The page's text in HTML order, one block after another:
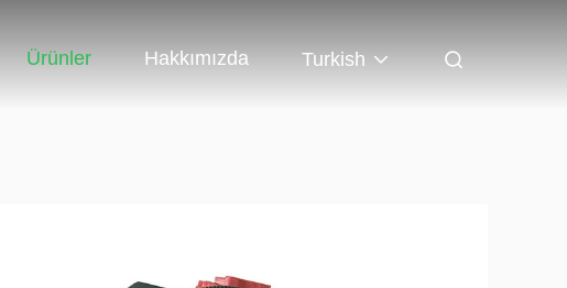
Ürünler Hakkımızda Turkish